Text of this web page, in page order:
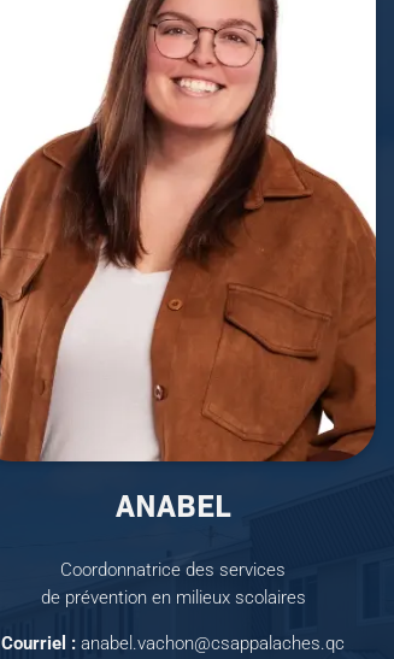
ANABEL
Coordonnatrice des services
de prévention en milieux scolaires
Courriel : anabel.vachon@csappalaches.qc